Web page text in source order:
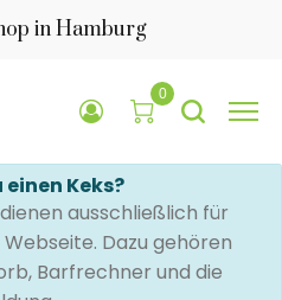
in Hamburg
0
Keks?
ausschließlich für
Dazu gehören
Barfrechner und die